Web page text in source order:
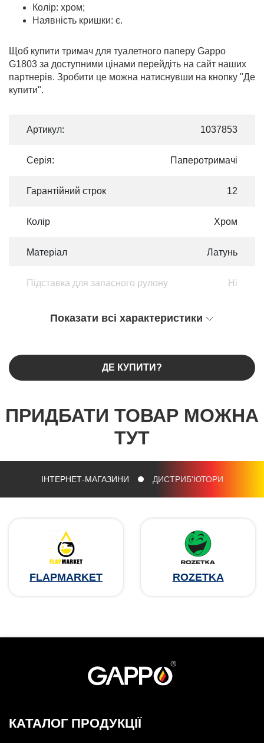
Колір: хром;
Наявність кришки: є.
Щоб купити тримач для туалетного паперу Gappo
G1803 за доступними цінами перейдіть на сайт наших
партнерів. Зробити це можна натиснувши на кнопку "Де
купити".
Артикул: 1037853
Серія: Паперотримачі
Гарантійний строк 12
Колір Хром
Матеріал Латунь
Підставка для запасного рулону Ні
Показати всі характеристики
ДЕ КУПИТИ?
ПРИДБАТИ ТОВАР МОЖНА
ТУТ
ІНТЕРНЕТ-МАГАЗИНИ ДИСТРИБ'ЮТОРИ
FLAPMARKET ROZETKA
КАТАЛОГ ПРОДУКЦІЇ